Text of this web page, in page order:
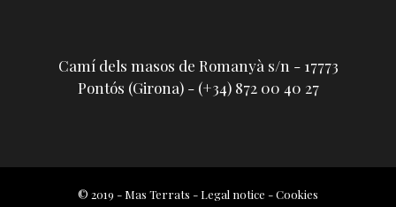
Camí dels masos de Romanyà s/n - 17773
Pontós (Girona) - (+34) 872 00 40 27
© 2019 - Mas Terrats - Legal notice -Cookies